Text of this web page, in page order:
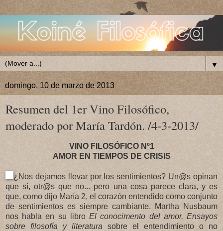
▼
domingo, 10 de marzo de 2013
Resumen del 1er Vino Filosófico,
moderado por María Tardón. /4-3-2013/
VINO FILOSÓFICO Nº1
AMOR EN TIEMPOS DE CRISIS
¿Nos dejamos llevar por los sentimientos? Un@s opinan
que sí, otr@s que no... pero una cosa parece clara, y es
que, como dijo María 2, el corazón entendido como conjunto
de sentimientos es siempre cambiante. Martha Nusbaum
nos habla en su libroEl conocimento del amor. Ensayos
sobre filosofía y literatura sobre el entendimiento o no